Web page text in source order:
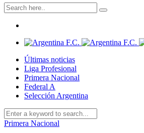
Últimas noticias
Liga Profesional
Primera Nacional
Federal A
Selección Argentina
Primera Nacional